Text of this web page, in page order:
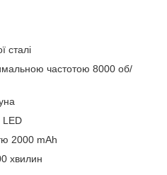
сталі
частотою 8000 об/
LED
2000 mAh
хвилин